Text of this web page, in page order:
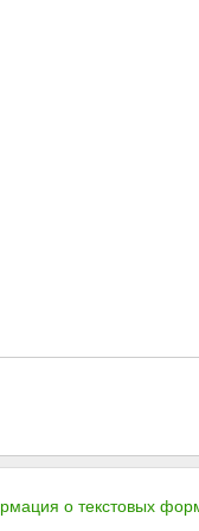
о текстовых